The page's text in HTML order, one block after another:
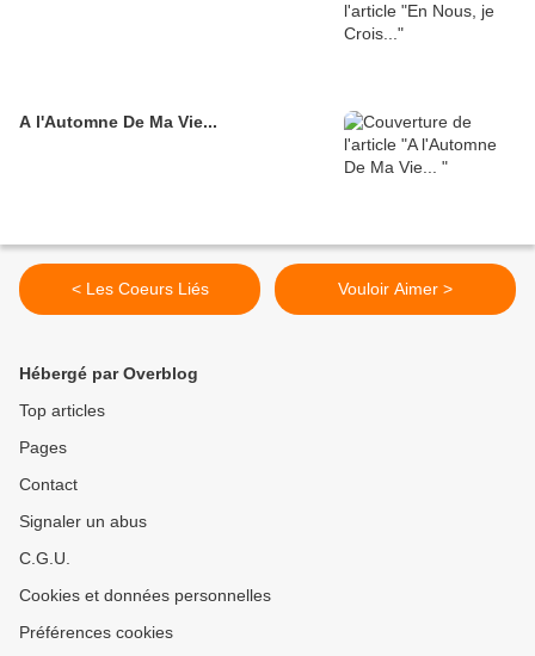
A l'Automne De Ma Vie...
< Les Coeurs Liés Vouloir Aimer >
Hébergé par Overblog
Top articles
Pages
Contact
Signaler un abus
C.G.U.
Cookies et données personnelles
Préférences cookies